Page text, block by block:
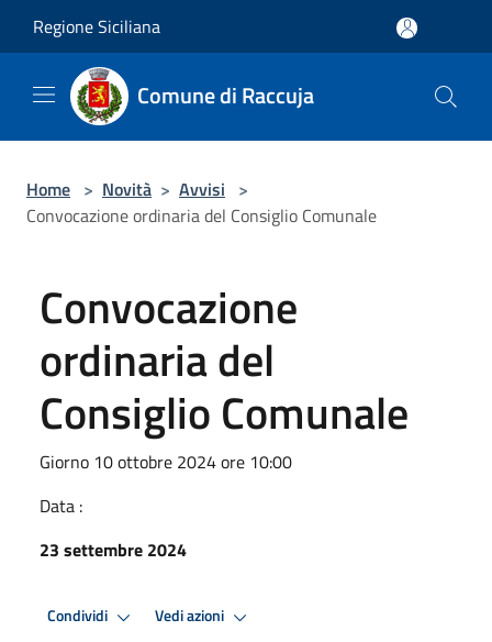
Regione Siciliana
Comune di Raccuja
Home > Novità > Avvisi >
Convocazione ordinaria del Consiglio Comunale
Convocazione
ordinaria del
Consiglio Comunale
Giorno 10 ottobre 2024 ore 10:00
Data :
23 settembre 2024
Condividi Vedi azioni